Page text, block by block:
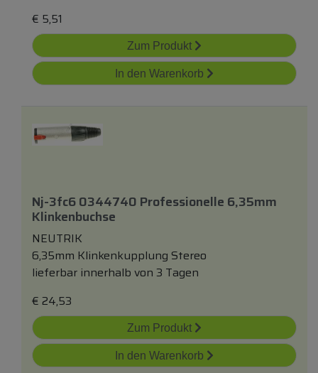
€ 5,51
Zum Produkt
In den Warenkorb
Nj-3fc6 0344740 Professionelle 6,35mm
Klinkenbuchse
NEUTRIK
6,35mm Klinkenkupplung Stereo
lieferbar innerhalb von 3 Tagen
€ 24,53
Zum Produkt
In den Warenkorb